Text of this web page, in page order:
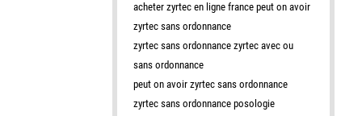
acheter zyrtec en ligne france peut on avoir
zyrtec sans ordonnance
zyrtec sans ordonnance zyrtec avec ou
sans ordonnance
peut on avoir zyrtec sans ordonnance
zyrtec sans ordonnance posologie